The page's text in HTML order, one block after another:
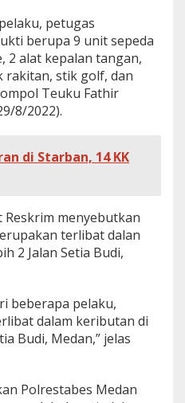
petugas
berupa 9 unit sepeda
2 alat kepalan tangan,
rakitan, stik golf, dan
Teuku Fathir
8/2022).
di Starban, 14 KK
Reskrim menyebutkan
terlibat dalan
2 Jalan Setia Budi,
beberapa pelaku,
dalam keributan di
Budi, Medan,” jelas
Polrestabes Medan